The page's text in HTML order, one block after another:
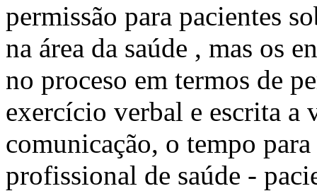
permissão para pacientes
na área da saúde , mas os
no proceso em termos de
exercício verbal e escrita a
comunicação, o tempo
profissional de saúde -